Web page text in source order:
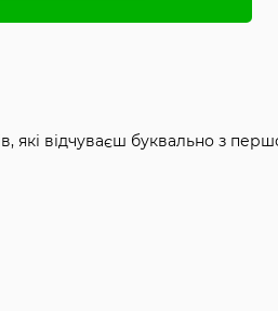
які відчуваєш буквально з